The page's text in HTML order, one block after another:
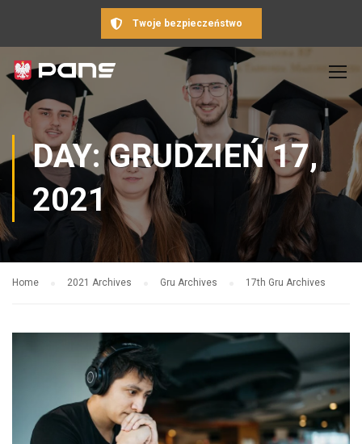
Twoje bezpieczeństwo
DAY: GRUDZIEŃ 17,
2021
Home 2021 Archives Gru Archives 17th Gru Archives